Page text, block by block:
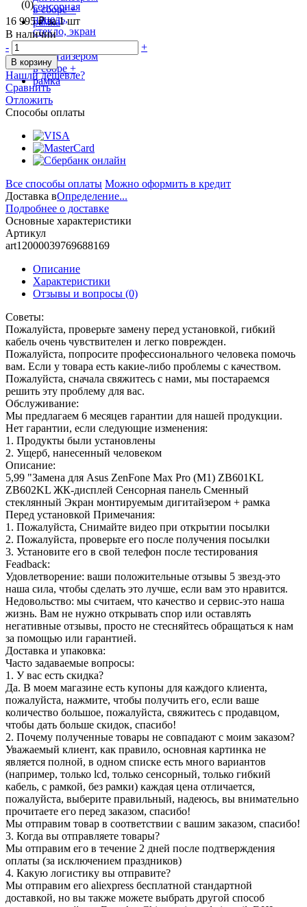
(0)
16 995 ₽за 1 шт
В наличии
-
+
В корзину
Нашли дешевле?
Сравнить
Отложить
Способы оплаты
Все способы оплаты Можно оформить в кредит
Доставка вОпределение...
Подробнее о доставке
Основные характеристики
Артикул
art12000039769688169
Описание
Характеристики
Отзывы и вопросы (0)
Советы:
Пожалуйста, проверьте замену перед установкой, гибкий
кабель очень чувствителен и легко поврежден.
Пожалуйста, попросите профессионального человека помочь
вам. Если у товара есть какие-либо проблемы с качеством.
Пожалуйста, сначала свяжитесь с нами, мы постараемся
решить эту проблему для вас.
Обслуживание:
Мы предлагаем 6 месяцев гарантии для нашей продукции.
Нет гарантии, если следующие изменения:
1. Продукты были установлены
2. Ущерб, нанесенный человеком
Описание:
5,99 "Замена для Asus ZenFone Max Pro (M1) ZB601KL
ZB602KL ЖК-дисплей Сенсорная панель Сменный
стеклянный Экран монтируемым дигитайзером + рамка
Перед установкой Примечания:
1. Пожалуйста, Снимайте видео при открытии посылки
2. Пожалуйста, проверьте его после получения посылки
3. Установите его в свой телефон после тестирования
Feadback:
Удовлетворение: ваши положительные отзывы 5 звезд-это
наша сила, чтобы сделать это лучше, если вам это нравится.
Недовольство: мы считаем, что качество и сервис-это наша
жизнь. Вам не нужно открывать спор или оставлять
негативные отзывы, просто не стесняйтесь обращаться к нам
за помощью или гарантией.
Доставка и упаковка:
Часто задаваемые вопросы:
1. У вас есть скидка?
Да. В моем магазине есть купоны для каждого клиента,
пожалуйста, нажмите, чтобы получить его, если ваше
количество большое, пожалуйста, свяжитесь с продавцом,
чтобы дать больше скидок, спасибо!
2. Почему полученные товары не совпадают с моим заказом?
Уважаемый клиент, как правило, основная картинка не
является полной, в одном списке есть много вариантов
(например, только lcd, только сенсорный, только гибкий
кабель, с рамкой, без рамки) каждая цена отличается,
пожалуйста, выберите правильный, надеюсь, вы внимательно
прочитаете его перед заказом, спасибо!
Мы отправим товар в соответствии с вашим заказом, спасибо!
3. Когда вы отправляете товары?
Мы отправим его в течение 2 дней после подтверждения
оплаты (за исключением праздников)
4. Какую логистику вы отправите?
Мы отправим его aliexpress бесплатной стандартной
доставкой, но вы также можете выбрать другой способ